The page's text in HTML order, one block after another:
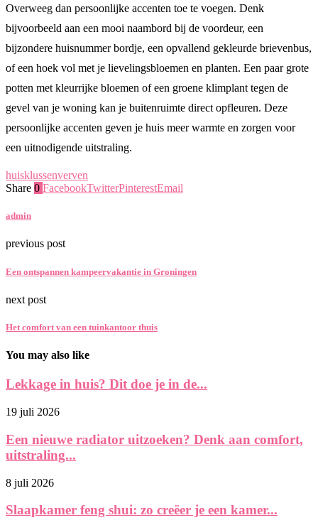
Overweeg dan persoonlijke accenten toe te voegen. Denk
bijvoorbeeld aan een mooi naambord bij de voordeur, een
bijzondere huisnummer bordje, een opvallend gekleurde brievenbus,
of een hoek vol met je lievelingsbloemen en planten. Een paar grote
potten met kleurrijke bloemen of een groene klimplant tegen de
gevel van je woning kan je buitenruimte direct opfleuren. Deze
persoonlijke accenten geven je huis meer warmte en zorgen voor
een uitnodigende uitstraling.
huisklussenverven
Share 0 FacebookTwitterPinterestEmail
admin
previous post
Een ontspannen kampeervakantie in Groningen
next post
Het comfort van een tuinkantoor thuis
You may also like
Lekkage in huis? Dit doe je in de...
19 juli 2026
Een nieuwe radiator uitzoeken? Denk aan comfort,
uitstraling...
8 juli 2026
Slaapkamer feng shui: zo creëer je een kamer...